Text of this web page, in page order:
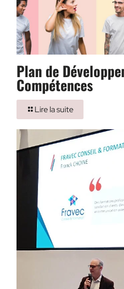
Plan de
Compétences
Lire la suite